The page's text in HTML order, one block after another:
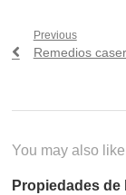
entradas
Previous
Previous
Remedios
You may also
Propiedades de